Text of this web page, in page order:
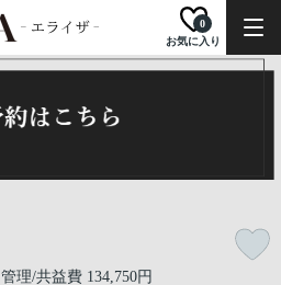
お気に入り
0
管理/共益費 134,750円